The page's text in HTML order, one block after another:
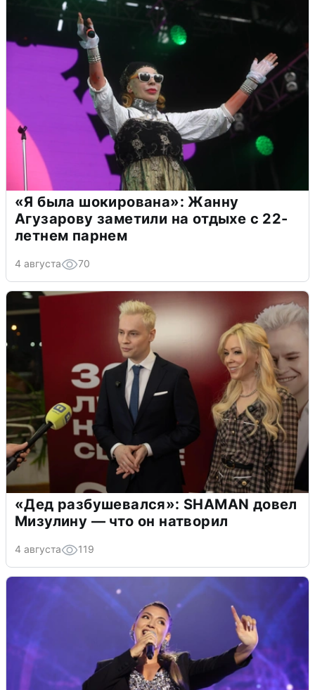
«Я была шокирована»: Жанну
Агузарову заметили на отдыхе с 22-
летнем парнем
4 августа 70
«Дед разбушевался»: SHAMAN довел
Мизулину — что он натворил
4 августа 119